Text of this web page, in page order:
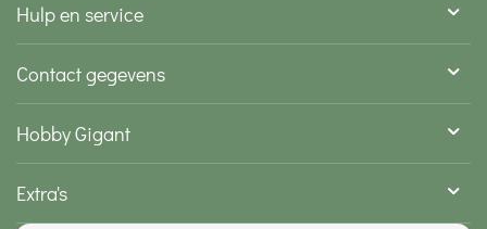
Hulp en service
Contact gegevens
Hobby Gigant
Extra's